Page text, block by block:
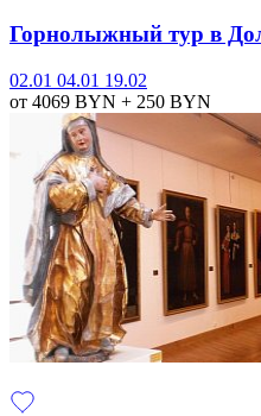
Горнолыжный тур в
02.01 04.01 19.02
от 4069 BYN + 250 BYN